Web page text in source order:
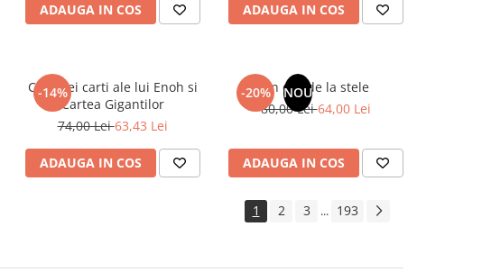
ADAUGA IN COS ADAUGA IN COS
-14%
Cele trei carti ale lui Enoh si
Cartea Gigantilor
74,00 Lei63,43 Lei
ADAUGA IN COS
-20% NOU
Un dar de la stele
80,00 Lei64,00 Lei
ADAUGA IN COS
1 2 3 ... 193